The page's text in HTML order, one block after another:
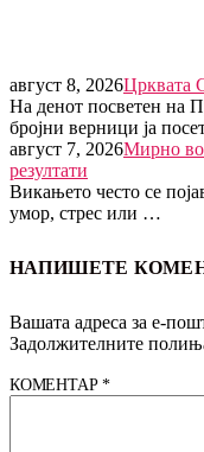
август 8, 2026Црквата
На денот посветен на
бројни верници ја
август 7, 2026Мирно
резултати
Викањето често се
умор, стрес или …
НАПИШЕТЕ
Вашата адреса за е-
Задолжителните
КОМЕНТАР*